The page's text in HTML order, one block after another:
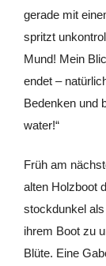
gerade mit
spritzt
Mund! Mein
endet –
Bedenken und
water!“
Früh am
alten Holzboot
stockdunkel
ihrem Boot zu
Blüte. Eine